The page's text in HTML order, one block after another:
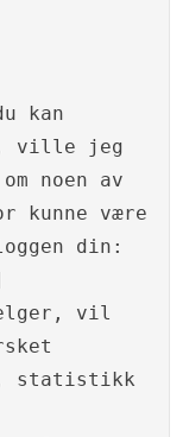
kan
ville jeg
noen av
kunne være
din:
vil
statistikk